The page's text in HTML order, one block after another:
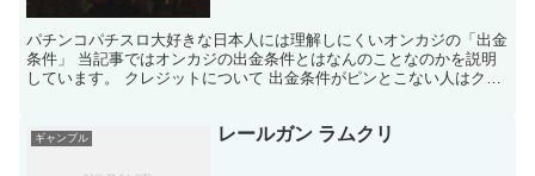
パチンコパチスロ大好きな日本人には理解しにくいオンカジの「出金
条件」 当記事ではオンカジの出金条件とはなんのことなのかを説明
しています。 クレジットについて 出金条件がピンとこない人はクレ
ギャンブル レールガン ラムクリ